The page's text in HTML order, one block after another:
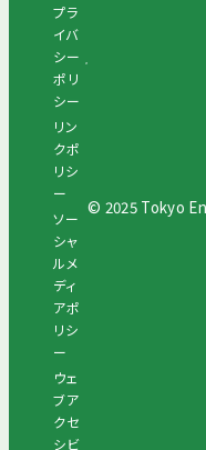
プラ
イバ
シー
ポリ
シー
リン
クポ
リシ
ー
ソー
シャ
ルメ
ディ
アポ
リシ
ー
ウェ
ブア
クセ
シビ
© 2025 Tokyo